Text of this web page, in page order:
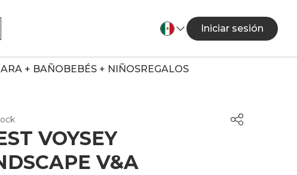
Iniciar sesión
+ BAÑOBEBÉS + NIÑOSREGALOS
VOYSEY
V&A